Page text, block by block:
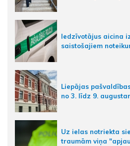
Iedzīvotājus aicina
saistošajiem
Liepājas
no 3. līdz 9.
Uz ielas notriekta
traumām viņa